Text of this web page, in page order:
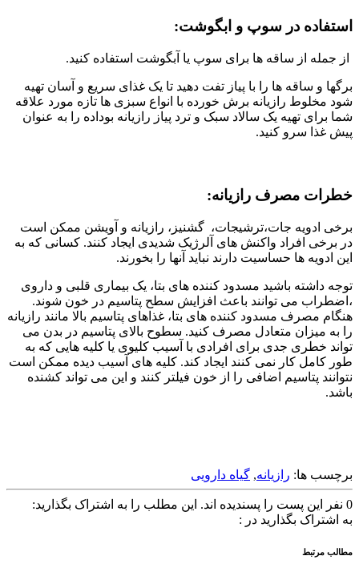
استفاده در سوپ و ابگوشت:
از جمله از ساقه ها برای سوپ یا آبگوشت استفاده کنید.
برگها و ساقه ها را با پیاز تفت دهید تا یک غذای سریع و آسان تهیه
شود مخلوط رازیانه برش خورده با انواع سبزی ها تازه مورد علاقه
شما برای تهیه یک سالاد سبک و ترد پیاز رازیانه بوداده را به عنوان
پیش غذا سرو کنید.
خطرات مصرف رازیانه:
برخی ادویه جات،ترشیجات، گشنیز، رازیانه و آویشن ممکن است
در برخی افراد واکنش های آلرژیک شدیدی ایجاد کنند. کسانی که به
این ادویه ها حساسیت دارند نباید آنها را بخورند.
توجه داشته باشید مسدود کننده های بتا، یک بیماری قلبی و داروی
،اضطراب می توانند باعث افزایش سطح پتاسیم در خون شوند.
هنگام مصرف مسدود کننده های بتا، غذاهای پتاسیم بالا مانند رازیانه
را به میزان متعادل مصرف کنید. سطوح بالای پتاسیم در بدن می
تواند خطری جدی برای افرادی با آسیب کلیوی یا کلیه هایی که به
طور کامل کار نمی کنند ایجاد کند. کلیه های آسیب دیده ممکن است
نتوانند پتاسیم اضافی را از خون فیلتر کنند و این می تواند کشنده
باشد.
برچسب ها: رازیانه, گیاه دارویی
0 نفر این پست را پسندیده اند. این مطلب را به اشتراک بگذارید:
به اشتراک بگذارید در :
مطالب مرتبط